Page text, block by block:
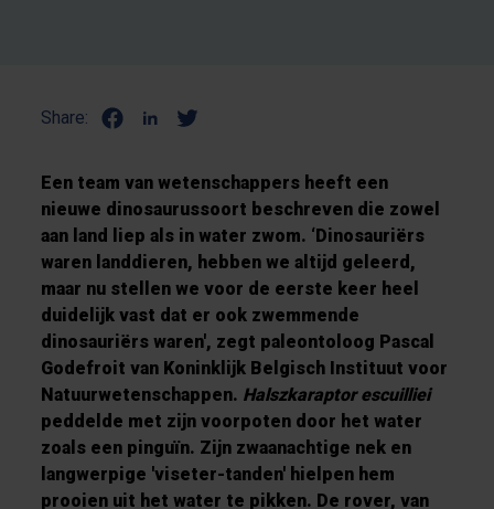
Share:
Een team van wetenschappers heeft een
nieuwe dinosaurussoort beschreven die zowel
aan land liep als in water zwom. ‘Dinosauriërs
waren landdieren, hebben we altijd geleerd,
maar nu stellen we voor de eerste keer heel
duidelijk vast dat er ook zwemmende
dinosauriërs waren', zegt paleontoloog Pascal
Godefroit van Koninklijk Belgisch Instituut voor
Natuurwetenschappen. Halszkaraptor escuilliei
peddelde met zijn voorpoten door het water
zoals een pinguïn. Zijn zwaanachtige nek en
langwerpige 'viseter-tanden' hielpen hem
prooien uit het water te pikken. De rover, van